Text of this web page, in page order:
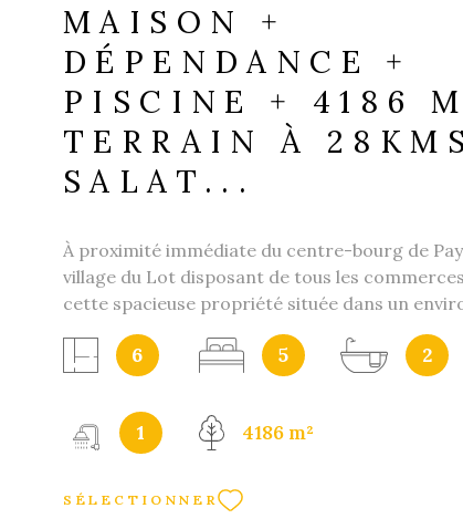
MAISON +
DÉPENDANCE +
PISCINE + 4186
TERRAIN À
SALAT...
À proximité immédiate du centre-bourg de
village du Lot disposant de tous les
cette spacieuse propriété située dans un
et privilégié. La maison principale, entièrement
des prestations de qualité, bénéficie d’une
performante et d’un système de chauffage
repensé, garantissant confort et efficacité
belle exposition lui confère une luminosité
agréables à vivre. Développant 5 chambres,
lumineuse s’adapte à tous vos projets :
6 5 2
1 4186 m²
SÉLECTIONNER